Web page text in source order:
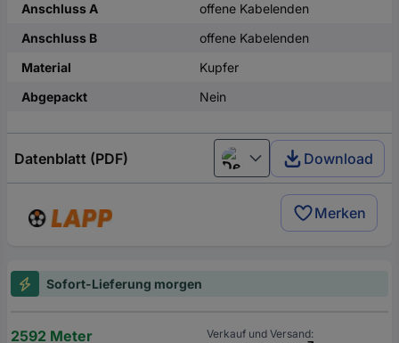
Anschluss A
offene Kabelenden
Anschluss B
offene Kabelenden
Material
Kupfer
Abgepackt
Nein
Datenblatt (PDF) Deutsch (Deutschland)
Download
Merken
Sofort-Lieferung morgen
2592 Meter
Verkauf und Versand: